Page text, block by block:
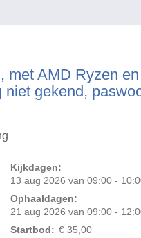
met AMD Ryzen en
gekend,
Kijkdagen:
13 aug 2026 van 09:00 -
Ophaaldagen:
21 aug 2026 van 09:00 -
Startbod: € 35,00